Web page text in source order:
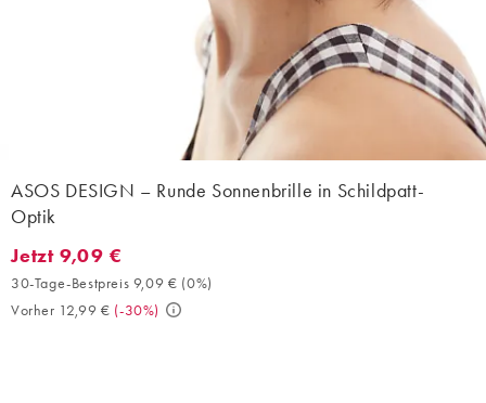
ASOS DESIGN – Runde Sonnenbrille in Schildpatt-
Optik
Jetzt 9,09 €. 30-Tage-Bestpreis 9,09 € (0%). Vorher 12,99 €. (-
Jetzt 9,09 €
30-Tage-Bestpreis 9,09 € (0%)
Vorher 12,99 € (-30%)